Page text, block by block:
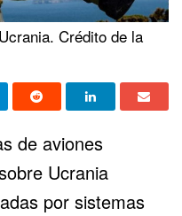
Crédito de la
de aviones
Ucrania
por sistemas